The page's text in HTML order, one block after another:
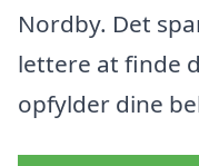
Nordby. Det
lettere at finde
opfylder dine